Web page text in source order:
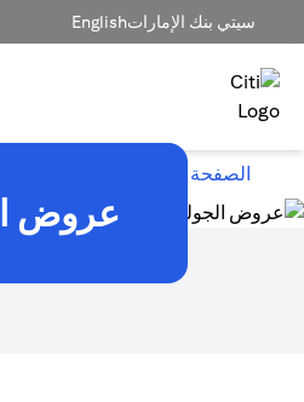
سيتي بنك الإماراتEnglish
الصفحة الرئيسية
عروض